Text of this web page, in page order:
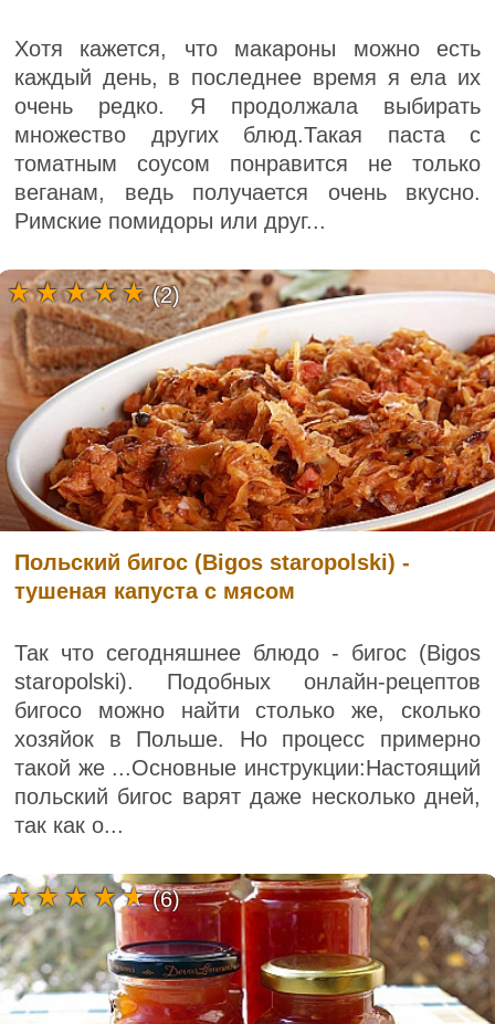
Хотя кажется, что макароны можно есть
каждый день, в последнее время я ела их
очень редко. Я продолжала выбирать
множество других блюд.Такая паста с
томатным соусом понравится не только
веганам, ведь получается очень вкусно.
Римские помидоры или друг...
Польский бигос (Bigos staropolski) -
тушеная капуста с мясом
Так что сегодняшнее блюдо - бигос (Bigos
staropolski). Подобных онлайн-рецептов
бигосо можно найти столько же, сколько
хозяйок в Польше. Но процесс примерно
такой же ...Основные инструкции:Настоящий
польский бигос варят даже несколько дней,
так как о...
(2)
(6)